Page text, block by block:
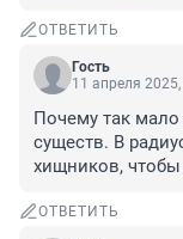
ОТВЕТИТЬ
Гость
11 апреля
Почему так мало
существ. В
хищников,
ОТВЕТИТЬ